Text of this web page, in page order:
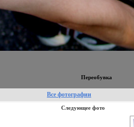
Переобувка
Все фотографии
Следующее фото